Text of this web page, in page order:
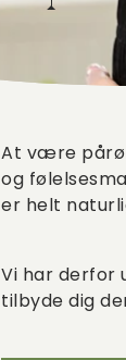
At være
og
er helt
Vi har derfor
tilbyde dig